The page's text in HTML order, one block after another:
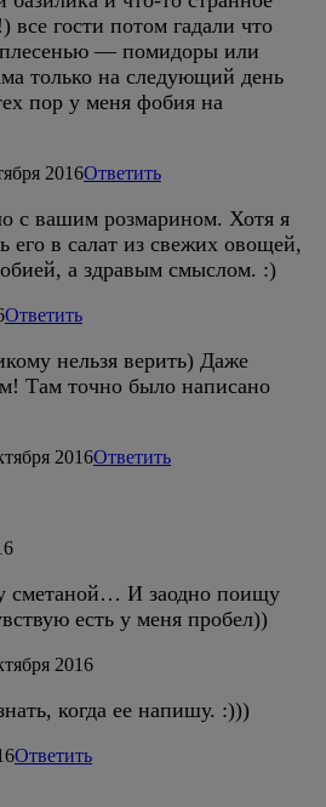
гости потом гадали что
— помидоры или
только на следующий день
пор у меня фобия на
2016Ответить
с вашим розмарином. Хотя я
его в салат из свежих овощей,
а здравым смыслом. :)
Ответить
нельзя верить) Даже
Там точно было написано
2016Ответить
сметаной… И заодно поищу
есть у меня пробел))
2016
когда ее напишу. :)))
Ответить